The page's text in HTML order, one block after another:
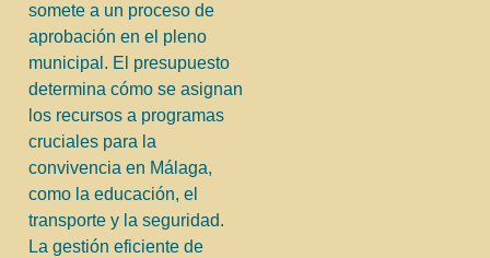
somete a un proceso de
aprobación en el pleno
municipal. El presupuesto
determina cómo se asignan
los recursos a programas
cruciales para la
convivencia en Málaga,
como la educación, el
transporte y la seguridad.
La gestión eficiente de